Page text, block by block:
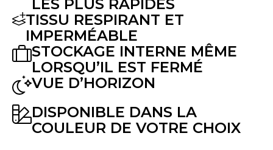
LES PLUS RAPIDES
TISSU RESPIRANT ET
IMPERMÉABLE
STOCKAGE INTERNE MÊME
LORSQU’IL EST FERMÉ
VUE D’HORIZON
DISPONIBLE DANS LA
COULEUR DE VOTRE CHOIX